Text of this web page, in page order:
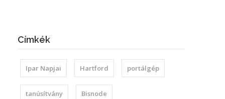
Címkék
Ipar Napjai Hartford portálgép
tanúsítvány Bisnode